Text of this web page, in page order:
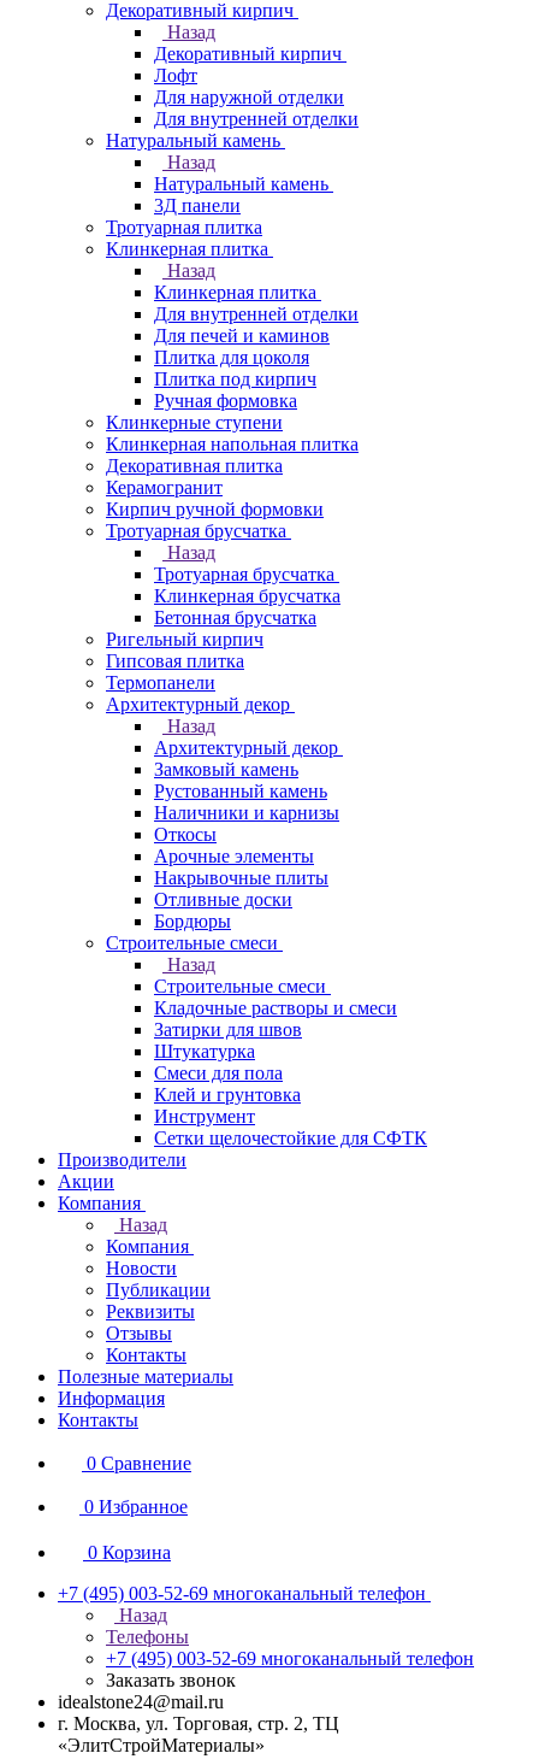
Декоративный кирпич
Назад
Декоративный кирпич
Лофт
Для наружной отделки
Для внутренней отделки
Натуральный камень
Назад
Натуральный камень
3Д панели
Тротуарная плитка
Клинкерная плитка
Назад
Клинкерная плитка
Для внутренней отделки
Для печей и каминов
Плитка для цоколя
Плитка под кирпич
Ручная формовка
Клинкерные ступени
Клинкерная напольная плитка
Декоративная плитка
Керамогранит
Кирпич ручной формовки
Тротуарная брусчатка
Назад
Тротуарная брусчатка
Клинкерная брусчатка
Бетонная брусчатка
Ригельный кирпич
Гипсовая плитка
Термопанели
Архитектурный декор
Назад
Архитектурный декор
Замковый камень
Рустованный камень
Наличники и карнизы
Откосы
Арочные элементы
Накрывочные плиты
Отливные доски
Бордюры
Строительные смеси
Назад
Строительные смеси
Кладочные растворы и смеси
Затирки для швов
Штукатурка
Смеси для пола
Клей и грунтовка
Инструмент
Сетки щелочестойкие для СФТК
Производители
Акции
Компания
Назад
Компания
Новости
Публикации
Реквизиты
Отзывы
Контакты
Полезные материалы
Информация
Контакты
0 Сравнение
0 Избранное
0 Корзина
+7 (495) 003-52-69 многоканальный телефон
Назад
Телефоны
+7 (495) 003-52-69 многоканальный телефон
Заказать звонок
idealstone24@mail.ru
г. Москва, ул. Торговая, стр. 2, ТЦ
«ЭлитСтройМатериалы»